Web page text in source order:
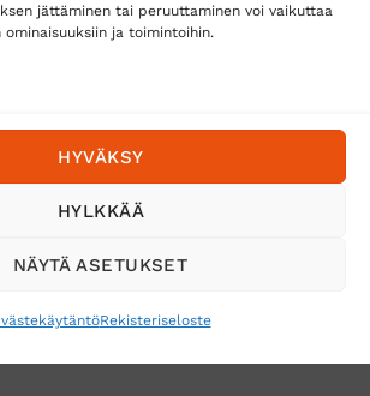
jättäminen tai peruuttaminen voi vaikuttaa
ja toimintoihin.
HYVÄKSY
HYLKKÄÄ
NÄYTÄ ASETUKSET
Rekisteriseloste
saat erikoisalennuksia